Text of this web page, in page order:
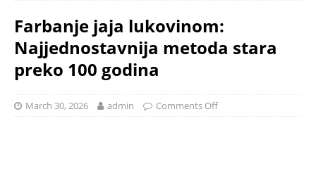
Farbanje jaja lukovinom:
Najjednostavnija metoda stara
preko 100 godina
March 30, 2026 admin Comments Off